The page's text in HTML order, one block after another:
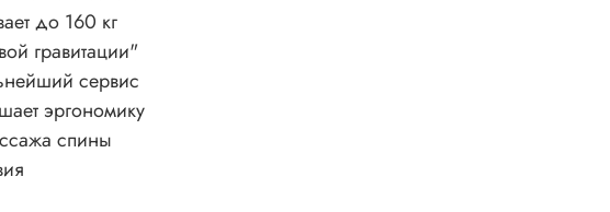
до 160 кг
гравитации"
сервис
эргономику
спины